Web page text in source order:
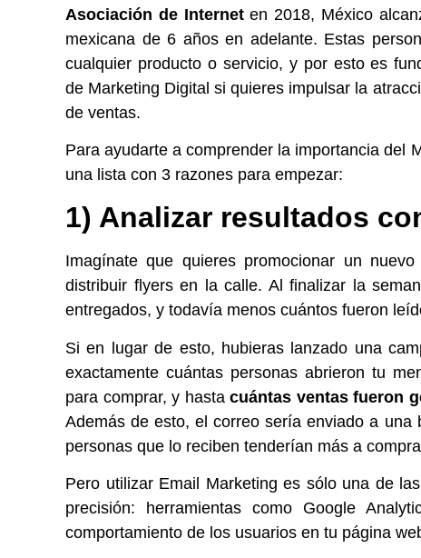
Asociación de Interneten 2018, México
mexicana de 6 años en adelante. Estas
cualquier producto o servicio, y por esto es
de Marketing Digital si quieres impulsar la
de ventas.
Para ayudarte a comprender la importancia del
una lista con 3 razones para empezar:
1) Analizar resultados
Imagínate que quieres promocionar un
distribuir flyers en la calle. Al finalizar la
entregados, y todavía menos cuántos fueron
Si en lugar de esto, hubieras lanzado una
exactamente cuántas personas abrieron tu
para comprar, y hastacuántas ventas fueron
Además de esto, el correo sería enviado a
personas que lo reciben tenderían más a
Pero utilizar Email Marketing es sólo una de
precisión: herramientas como Google
comportamiento de los usuarios en tu página